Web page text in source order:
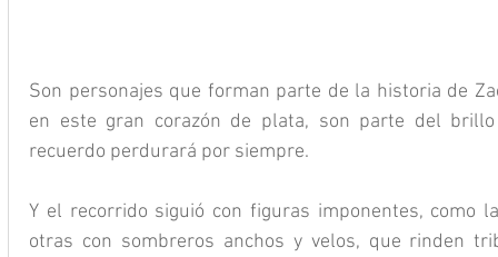
Son personajes que forman parte de la historia de
en este gran corazón de plata, son parte del
recuerdo perdurará por siempre.
Y el recorrido siguió con figuras imponentes, como
otras con sombreros anchos y velos, que rinden